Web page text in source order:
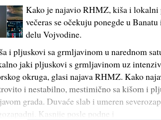
Kako je najavio RHMZ, kiša i
večeras se očekuju ponegde u
delu Vojvodine.
i pljuskovi sa grmljavinom u narednom
jaki pljuskovi s grmljavinom uz
okruga, glasi najava RHMZ. Kako
i nestabilno, mestimično sa kišom i
grada. Duvaće slab i umeren
Kasnije posle podne i